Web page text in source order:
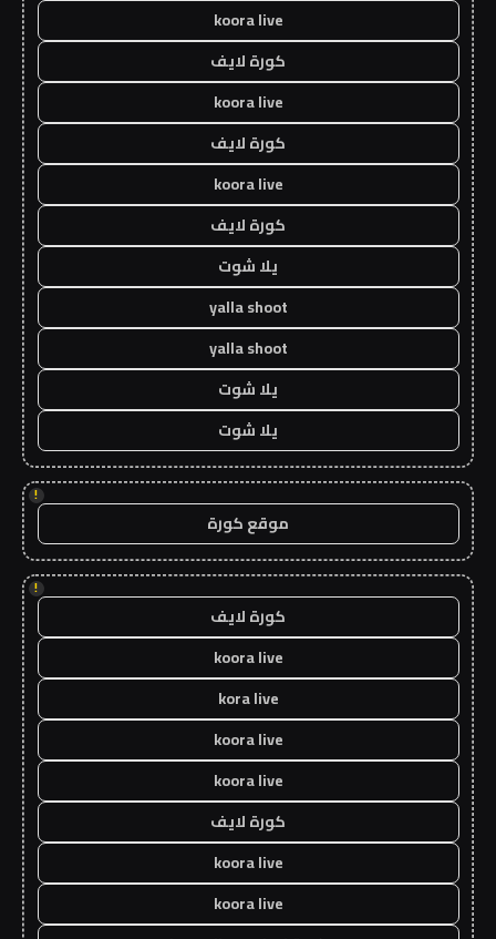
koora live
كورة لايف
koora live
كورة لايف
koora live
كورة لايف
يلا شوت
yalla shoot
yalla shoot
يلا شوت
يلا شوت
!
موقع كورة
!
كورة لايف
koora live
kora live
koora live
koora live
كورة لايف
koora live
koora live